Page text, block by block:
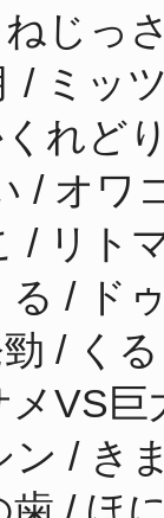
ねじっ
/ ミッ
れど
/ オワ
/ リト
る / ド
/ く
VS
/ き